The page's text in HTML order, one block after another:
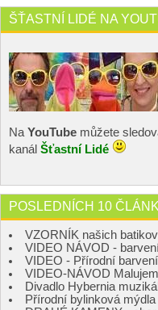
ŠŤASTNÍ LIDÉ NA
NaYouTube můžete
kanál Šťastní Lidé
POSLEDNÍCH 10
VZORNÍK našich
VIDEO NÁVOD -
VIDEO - Přírodní
VIDEO-NÁVOD
Divadlo Hybernia
Přírodní bylinková mýdla